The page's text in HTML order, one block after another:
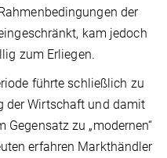
der
kam jedoch
zum Erliegen.
führte schließlich zu
der Wirtschaft und damit
zu „modernen“
erfahren Markthändler